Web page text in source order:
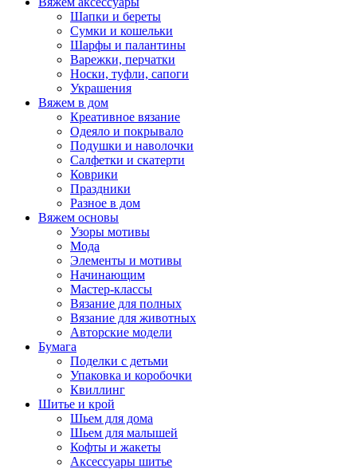
Шапки и береты
Сумки и кошельки
Шарфы и палантины
Варежки, перчатки
Носки, туфли, сапоги
Украшения
Вяжем в дом
Креативное вязание
Одеяло и покрывало
Подушки и наволочки
Салфетки и скатерти
Коврики
Праздники
Разное в дом
Вяжем основы
Узоры мотивы
Мода
Элементы и мотивы
Начинающим
Мастер-классы
Вязание для полных
Вязание для животных
Авторские модели
Бумага
Поделки с детьми
Упаковка и коробочки
Квиллинг
Шитье и крой
Шьем для дома
Шьем для малышей
Кофты и жакеты
Аксессуары шитье